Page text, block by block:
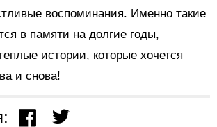
воспоминания. Именно такие
в памяти на долгие годы,
истории, которые хочется
и снова!